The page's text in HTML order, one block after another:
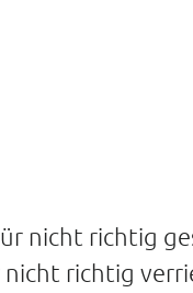
nicht richtig
richtig